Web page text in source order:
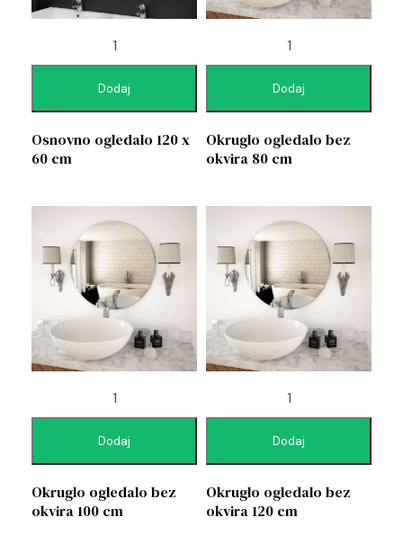
Dodaj
Osnovno ogledalo 120 x
60 cm
Dodaj
Okruglo ogledalo bez
okvira 80 cm
Dodaj
Okruglo ogledalo bez
okvira 100 cm
Dodaj
Okruglo ogledalo bez
okvira 120 cm